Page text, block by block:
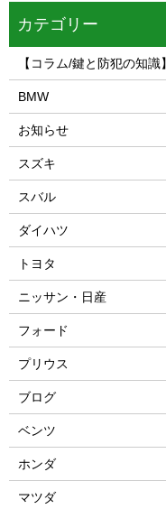
カテゴリー
【コラム/鍵と防犯の知識】
BMW
お知らせ
スズキ
スバル
ダイハツ
トヨタ
ニッサン・日産
フォード
プリウス
ブログ
ベンツ
ホンダ
マツダ